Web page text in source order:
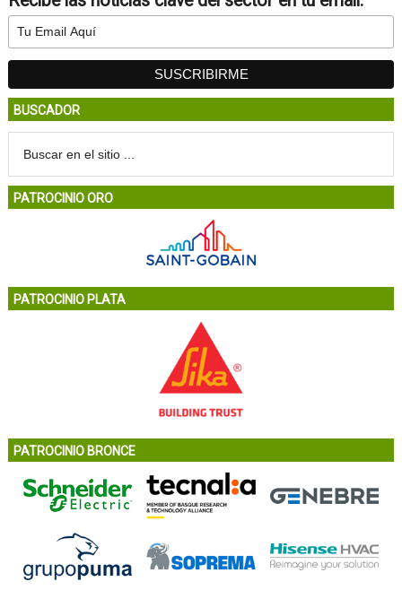
BUSCADOR
PATROCINIO ORO
PATROCINIO PLATA
PATROCINIO BRONCE